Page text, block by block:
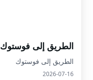
الطريق إلى فوستوك
الطريق إلى فوستوك
2026-07-16
Facebook